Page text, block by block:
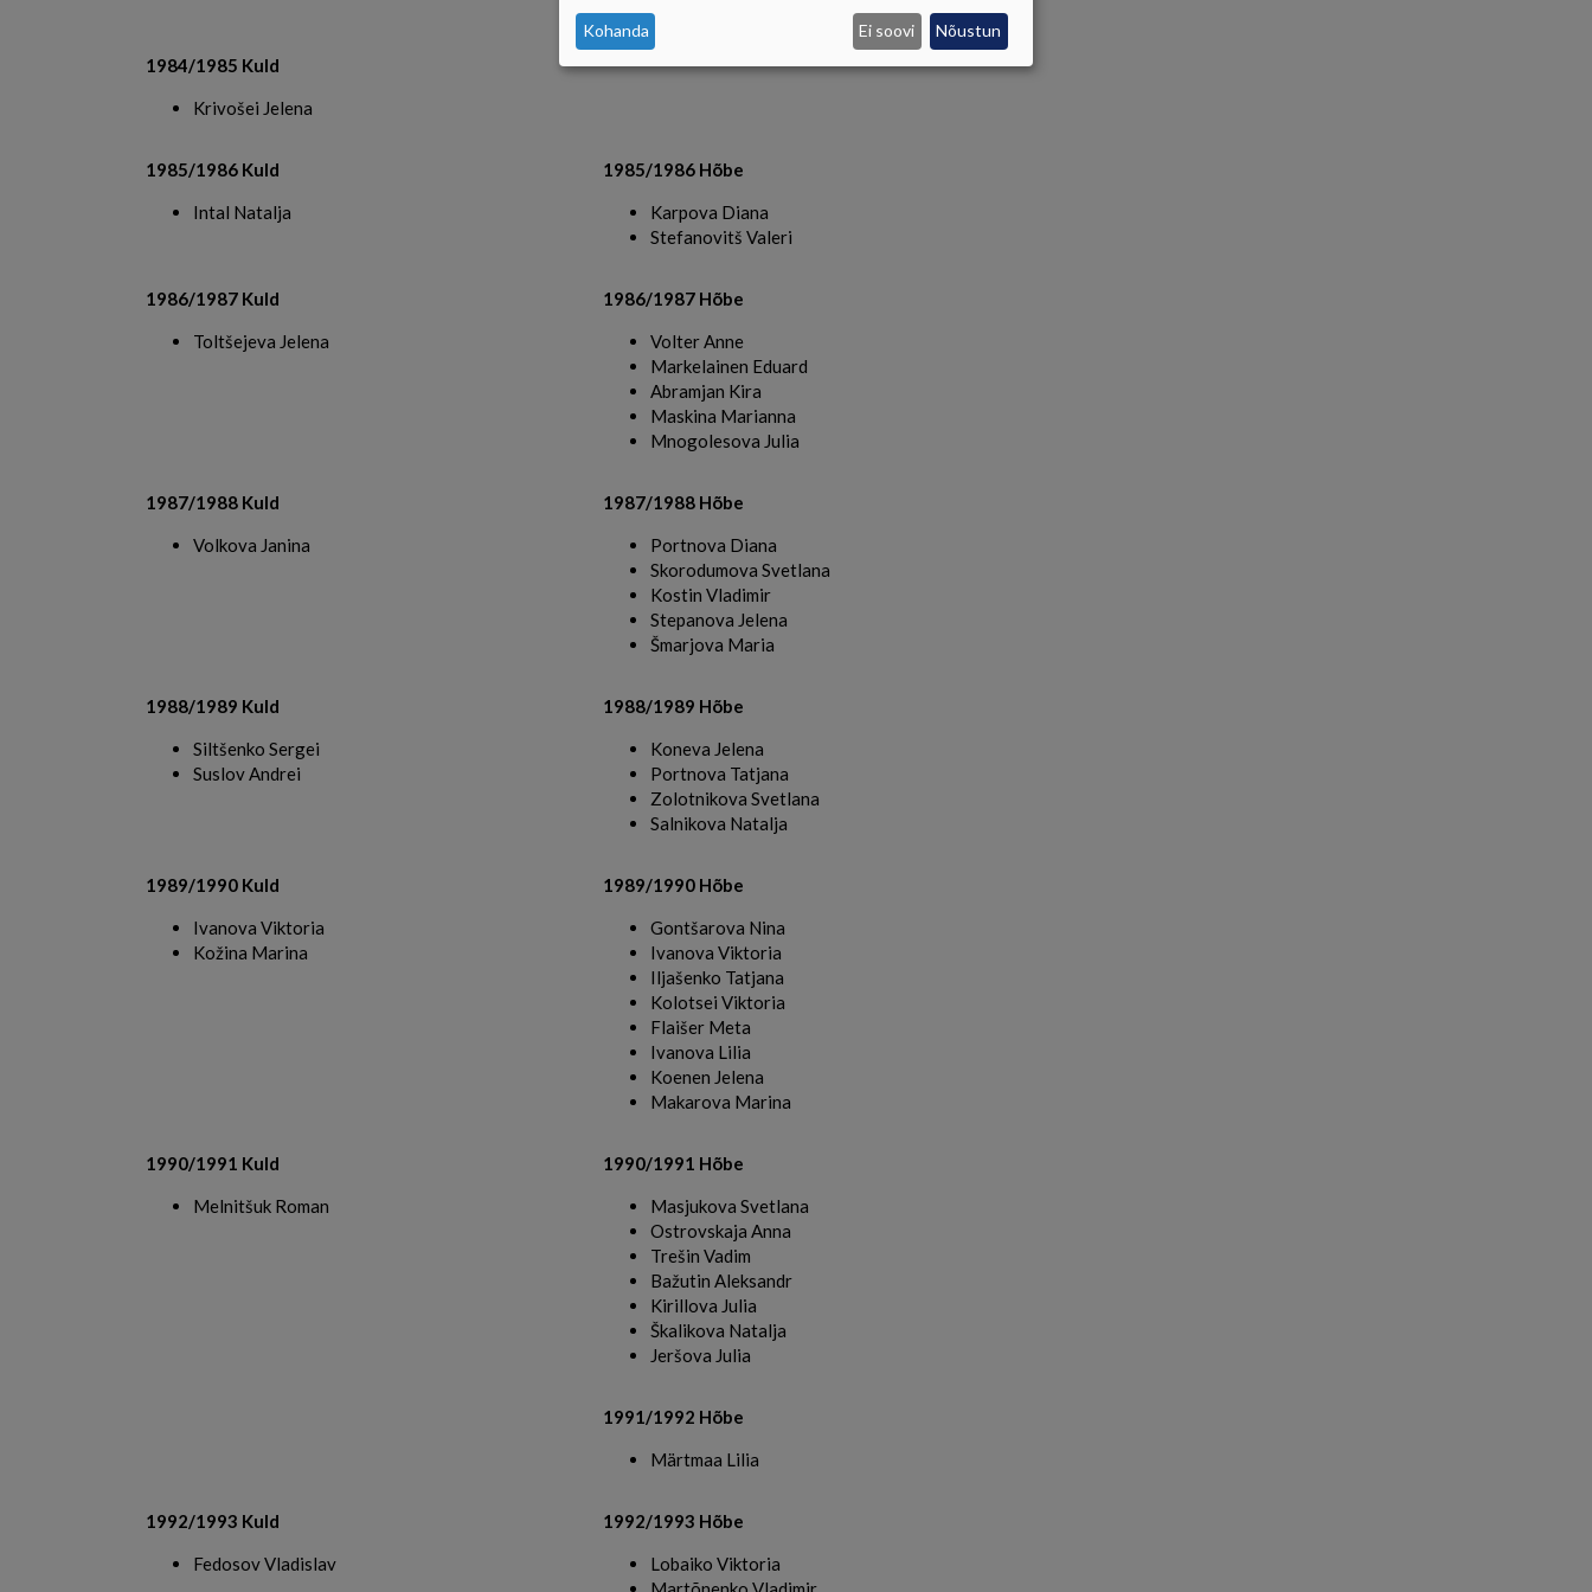
1984/1985 Kuld
Krivošei Jelena
1985/1986 Kuld
Intal Natalja
1985/1986 Hõbe
Karpova Diana
Stefanovitš Valeri
1986/1987 Kuld
Toltšejeva Jelena
1986/1987 Hõbe
Volter Anne
Markelainen Eduard
Abramjan Kira
Maskina Marianna
Mnogolesova Julia
1987/1988 Kuld
Volkova Janina
1987/1988 Hõbe
Portnova Diana
Skorodumova Svetlana
Kostin Vladimir
Stepanova Jelena
Šmarjova Maria
1988/1989 Kuld
Siltšenko Sergei
Suslov Andrei
1988/1989 Hõbe
Koneva Jelena
Portnova Tatjana
Zolotnikova Svetlana
Salnikova Natalja
1989/1990 Kuld
Ivanova Viktoria
Kožina Marina
1989/1990 Hõbe
Gontšarova Nina
Ivanova Viktoria
Iljašenko Tatjana
Kolotsei Viktoria
Flaišer Meta
Ivanova Lilia
Koenen Jelena
Makarova Marina
1990/1991 Kuld
Melnitšuk Roman
1990/1991 Hõbe
Masjukova Svetlana
Ostrovskaja Anna
Trešin Vadim
Bažutin Aleksandr
Kirillova Julia
Škalikova Natalja
Jeršova Julia
1991/1992 Hõbe
Märtmaa Lilia
1992/1993 Kuld
Fedosov Vladislav
1992/1993 Hõbe
Lobaiko Viktoria
JA
KÜPSISTE
Kohanda Ei soovi Nõustun